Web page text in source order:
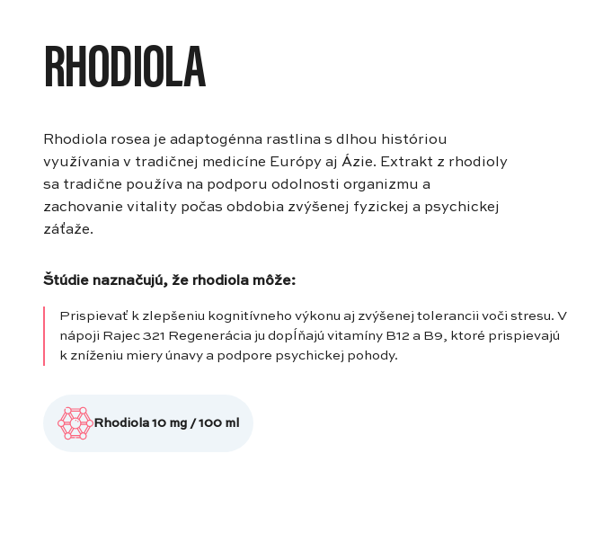
RHODIOLA
Rhodiola rosea je adaptogénna rastlina s dlhou históriou
využívania v tradičnej medicíne Európy aj Ázie. Extrakt z rhodioly
sa tradične používa na podporu odolnosti organizmu a
zachovanie vitality počas obdobia zvýšenej fyzickej a psychickej
záťaže.
Štúdie naznačujú, že rhodiola môže:
Prispievať k zlepšeniu kognitívneho výkonu aj zvýšenej tolerancii voči stresu. V
nápoji Rajec 321 Regenerácia ju dopĺňajú vitamíny B12 a B9, ktoré prispievajú
k zníženiu miery únavy a podpore psychickej pohody.
Rhodiola 10 mg / 100 ml